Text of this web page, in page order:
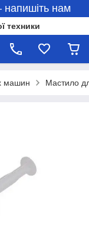
напишіть нам
техники
машин Мастило